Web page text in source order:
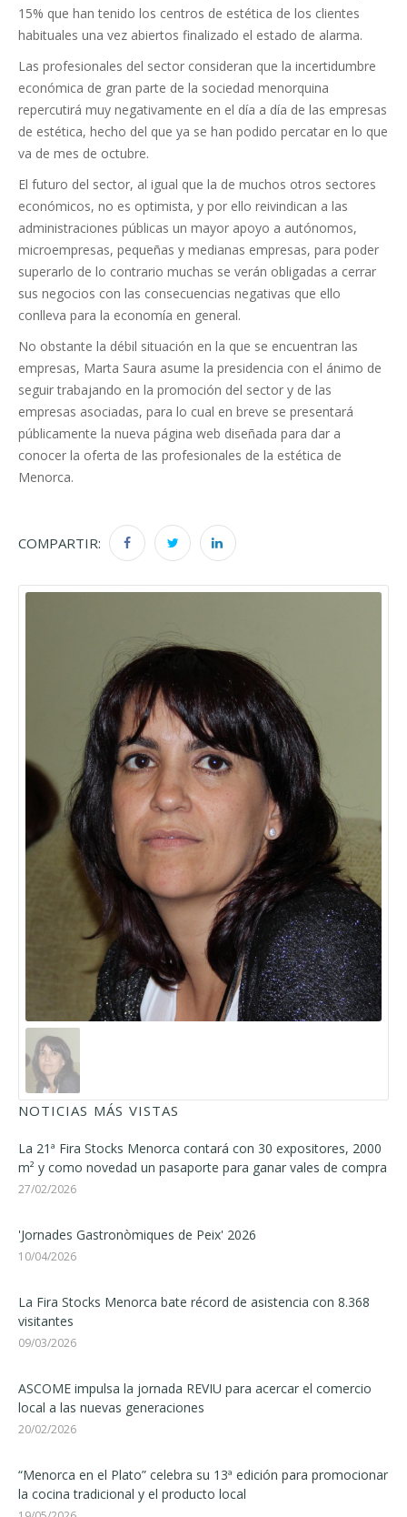
15% que han tenido los centros de estética de los clientes
habituales una vez abiertos finalizado el estado de alarma.
Las profesionales del sector consideran que la incertidumbre
económica de gran parte de la sociedad menorquina
repercutirá muy negativamente en el día a día de las empresas
de estética, hecho del que ya se han podido percatar en lo que
va de mes de octubre.
El futuro del sector, al igual que la de muchos otros sectores
económicos, no es optimista, y por ello reivindican a las
administraciones públicas un mayor apoyo a autónomos,
microempresas, pequeñas y medianas empresas, para poder
superarlo de lo contrario muchas se verán obligadas a cerrar
sus negocios con las consecuencias negativas que ello
conlleva para la economía en general.
No obstante la débil situación en la que se encuentran las
empresas, Marta Saura asume la presidencia con el ánimo de
seguir trabajando en la promoción del sector y de las
empresas asociadas, para lo cual en breve se presentará
públicamente la nueva página web diseñada para dar a
conocer la oferta de las profesionales de la estética de
Menorca.
COMPARTIR:
NOTICIAS MÁS VISTAS
La 21ª Fira Stocks Menorca contará con 30 expositores, 2000
m² y como novedad un pasaporte para ganar vales de compra
27/02/2026
'Jornades Gastronòmiques de Peix' 2026
10/04/2026
La Fira Stocks Menorca bate récord de asistencia con 8.368
visitantes
09/03/2026
ASCOME impulsa la jornada REVIU para acercar el comercio
local a las nuevas generaciones
20/02/2026
“Menorca en el Plato” celebra su 13ª edición para promocionar
la cocina tradicional y el producto local